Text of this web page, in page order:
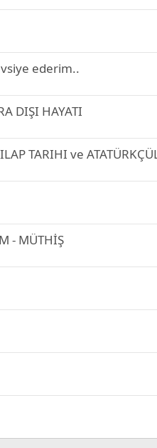
ederim..
DIŞI HAYATI
TARIHI ve
- MÜTHİŞ